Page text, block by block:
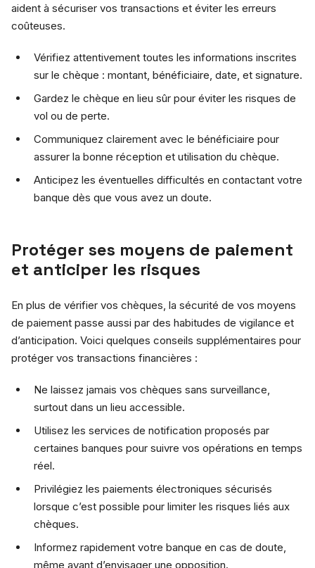
aident à sécuriser vos transactions et éviter les erreurs
coûteuses.
Vérifiez attentivement toutes les informations inscrites
sur le chèque : montant, bénéficiaire, date, et signature.
Gardez le chèque en lieu sûr pour éviter les risques de
vol ou de perte.
Communiquez clairement avec le bénéficiaire pour
assurer la bonne réception et utilisation du chèque.
Anticipez les éventuelles difficultés en contactant votre
banque dès que vous avez un doute.
Protéger ses moyens de paiement
et anticiper les risques
En plus de vérifier vos chèques, la sécurité de vos moyens
de paiement passe aussi par des habitudes de vigilance et
d’anticipation. Voici quelques conseils supplémentaires pour
protéger vos transactions financières :
Ne laissez jamais vos chèques sans surveillance,
surtout dans un lieu accessible.
Utilisez les services de notification proposés par
certaines banques pour suivre vos opérations en temps
réel.
Privilégiez les paiements électroniques sécurisés
lorsque c’est possible pour limiter les risques liés aux
chèques.
Informez rapidement votre banque en cas de doute,
même avant d’envisager une opposition.